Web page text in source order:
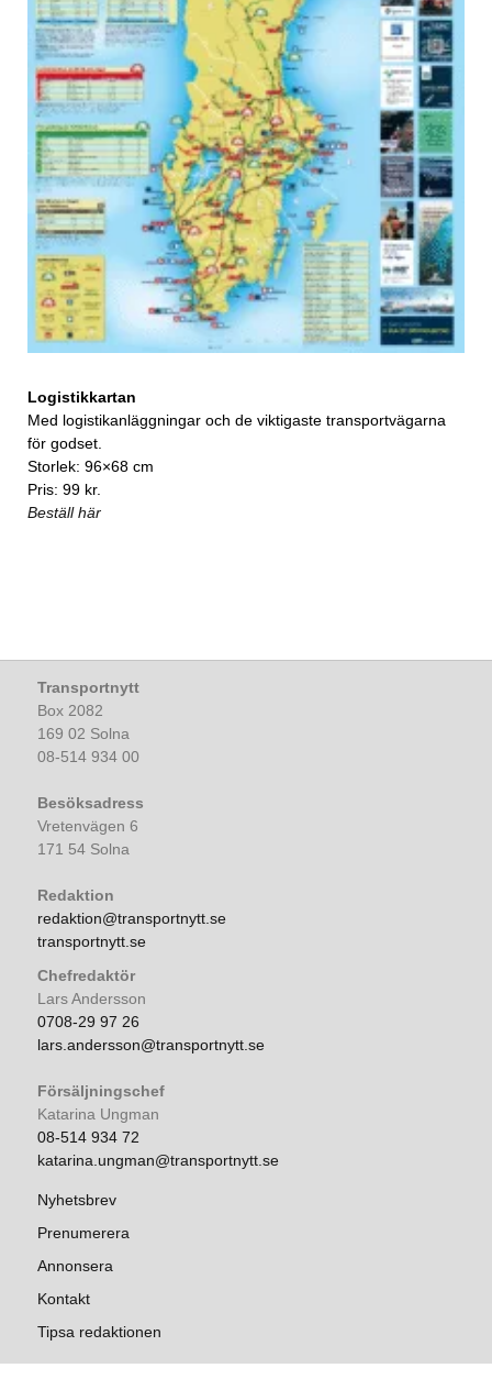
Logistikkartan
Med logistikanläggningar och de viktigaste transportvägarna
för godset.
Storlek: 96×68 cm
Pris: 99 kr.
Beställ här
Transportnytt
Box 2082
169 02 Solna
08-514 934 00
Besöksadress
Vretenvägen 6
171 54 Solna
Redaktion
redaktion@transportnytt.se
transportnytt.se
Chefredaktör
Lars Andersson
0708-29 97 26
lars.andersson@transportnytt.se
Försäljningschef
Katarina Ungman
08-514 934 72
katarina.ungman@transportnytt.se
Nyhetsbrev
Prenumerera
Annonsera
Kontakt
Tipsa redaktionen